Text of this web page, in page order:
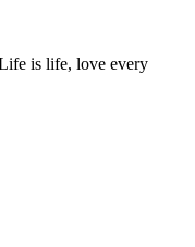
is life, love every